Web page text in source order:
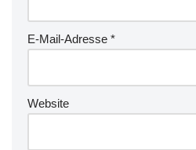
E-Mail-Adresse *
Website